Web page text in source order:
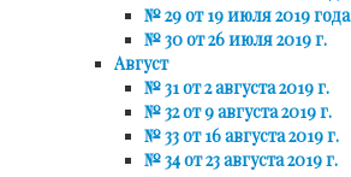
№ 29 от 19 июля 2019 года
№ 30 от 26 июля 2019 г.
Август
№ 31 от 2 августа 2019 г.
№ 32 от 9 августа 2019 г.
№ 33 от 16 августа 2019 г.
№ 34 от 23 августа 2019 г.